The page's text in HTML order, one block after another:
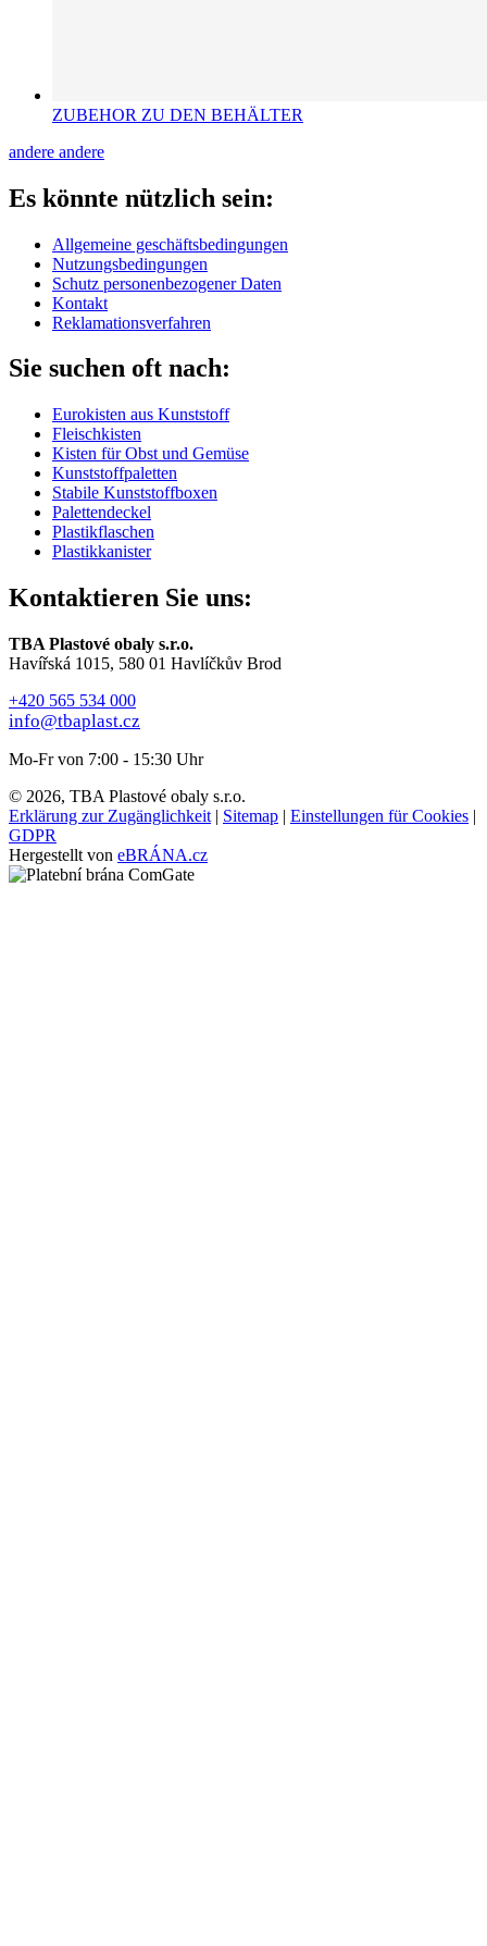
ZUBEHOR ZU DEN BEHÄLTER
andere andere
Es könnte nützlich sein:
Allgemeine geschäftsbedingungen
Nutzungsbedingungen
Schutz personenbezogener Daten
Kontakt
Reklamationsverfahren
Sie suchen oft nach:
Eurokisten aus Kunststoff
Fleischkisten
Kisten für Obst und Gemüse
Kunststoffpaletten
Stabile Kunststoffboxen
Palettendeckel
Plastikflaschen
Plastikkanister
Kontaktieren Sie uns:
TBA Plastové obaly s.r.o.
Havířská 1015, 580 01 Havlíčkův Brod
+420 565 534 000
info@tbaplast.cz
Mo-Fr von 7:00 - 15:30 Uhr
© 2026, TBA Plastové obaly s.r.o.
Erklärung zur Zugänglichkeit | Sitemap | Einstellungen für Cookies |
GDPR
Hergestellt von eBRÁNA.cz